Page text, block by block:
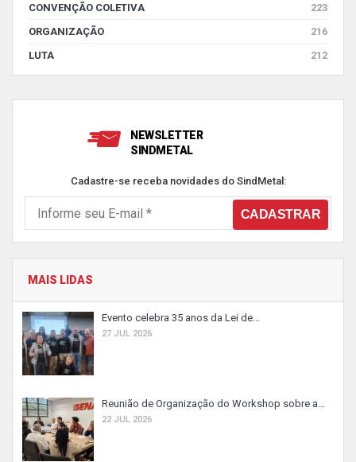
CONVENÇÃO COLETIVA
223
ORGANIZAÇÃO
216
LUTA
212
NEWSLETTER
SINDMETAL
Cadastre-se receba novidades do SindMetal:
MAIS LIDAS
Evento celebra 35 anos da Lei de...
27 JUL 2026
Reunião de Organização do Workshop sobre a...
22 JUL 2026